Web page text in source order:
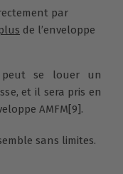
par
de l’enveloppe
se louer un
et il sera pris en
AMFM [9] .
sans limites.